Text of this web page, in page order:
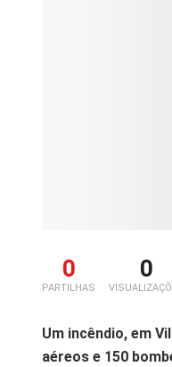
0
PARTILHAS
0
Um incêndio, em
aéreos e 150